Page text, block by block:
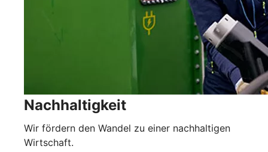
Nachhaltigkeit
Wir fördern den Wandel zu einer nachhaltigen
Wirtschaft.